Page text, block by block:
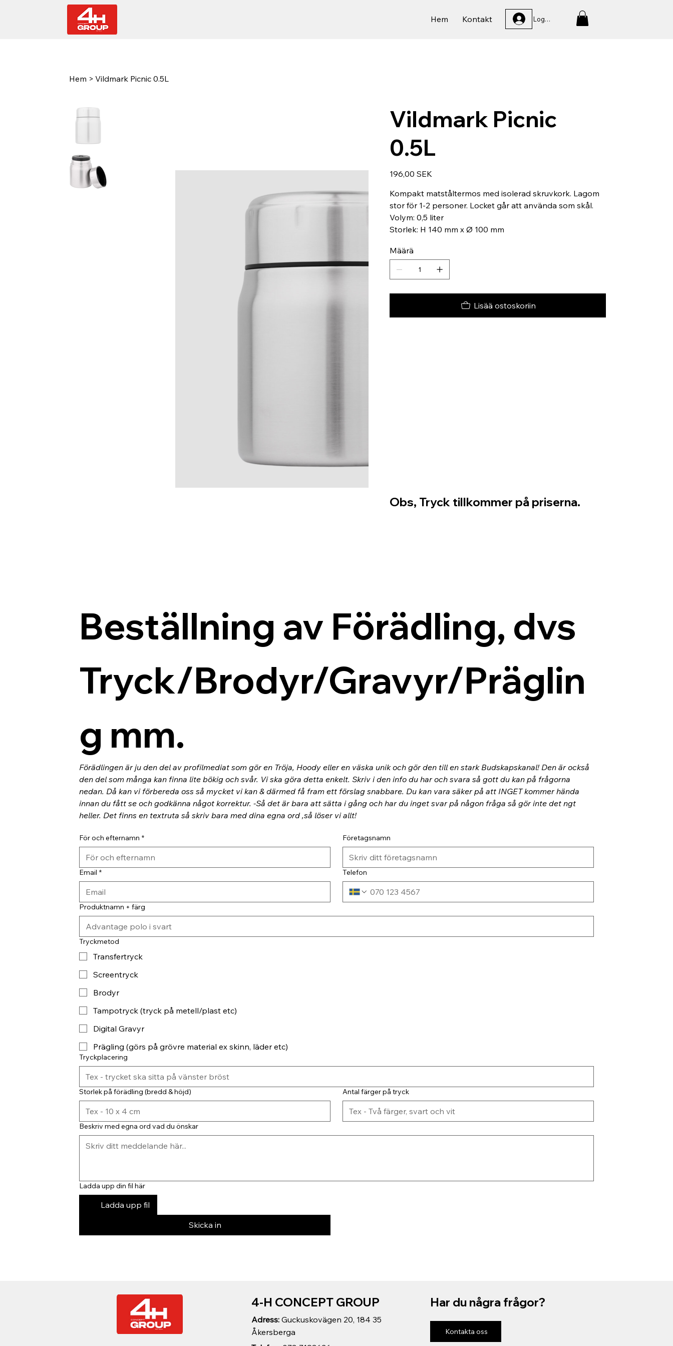
Hem Kontakt Logga In
Hem > Vildmark Picnic 0.5L
Vildmark Picnic
0.5L
Hinta
196,00 SEK
Kompakt matståltermos med isolerad skruvkork. Lagom
stor för 1-2 personer. Locket går att använda som skål.
Volym: 0,5 liter
Storlek: H 140 mm x Ø 100 mm
Määrä
Lisää ostoskoriin
Obs, Tryck tillkommer på priserna.
Beställning av Förädling, dvs
Tryck/Brodyr/Gravyr/Präglin
g mm.
Förädlingen är ju den del av profilmediat som gör en Tröja, Hoody eller en väska unik och gör den till en stark Budskapskanal! Den är också
den del som många kan finna lite bökig och svår. Vi ska göra detta enkelt. Skriv i den info du har och svara så gott du kan på frågorna
nedan. Då kan vi förbereda oss så mycket vi kan & därmed få fram ett förslag snabbare. Du kan vara säker på att INGET kommer hända
innan du fått se och godkänna något korrektur. -Så det är bara att sätta i gång och har du inget svar på någon fråga så gör inte det ngt
heller. Det finns en textruta så skriv bara med dina egna ord ,så löser vi allt!
För och efternamn * Företagsnamn
Email * Telefon
Produktnamn + färg
Tryckmetod
Transfertryck
Screentryck
Brodyr
Tampotryck (tryck på metell/plast etc)
Digital Gravyr
Prägling (görs på grövre material ex skinn, läder etc)
Tryckplacering
Storlek på förädling (bredd & höjd) Antal färger på tryck
Beskriv med egna ord vad du önskar
Ladda upp din fil här
Ladda upp fil
Skicka in
Adress: Guckuskovägen 20, 184 35
Åkersberga
4-H CONCEPT GROUP Har du några frågor?
Kontakta oss